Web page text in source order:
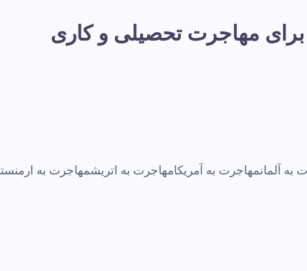
برای مهاجرت تحصیلی و کاری
به آلمانمهاجرت به آمریکامهاجرت به اتریشمهاجرت به